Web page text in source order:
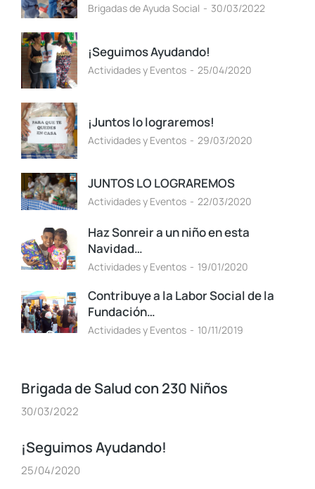
Brigadas de Ayuda Social 30/03/2022
¡Seguimos Ayudando!
Actividades y Eventos 25/04/2020
¡Juntos lo lograremos!
Actividades y Eventos 29/03/2020
JUNTOS LO LOGRAREMOS
Actividades y Eventos 22/03/2020
Haz Sonreir a un niño en esta
Navidad…
Actividades y Eventos 19/01/2020
Contribuye a la Labor Social de la
Fundación…
Actividades y Eventos 10/11/2019
Brigada de Salud con 230 Niños
30/03/2022
¡Seguimos Ayudando!
25/04/2020